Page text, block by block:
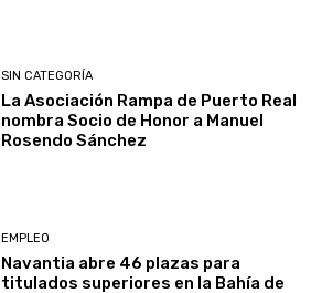
SIN CATEGORÍA
La Asociación Rampa de Puerto Real
nombra Socio de Honor a Manuel
Rosendo Sánchez
EMPLEO
Navantia abre 46 plazas para
titulados superiores en la Bahía de